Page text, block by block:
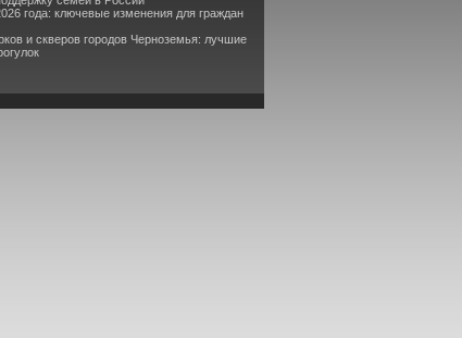
года: ключевые изменения для граждан
и скверов городов Черноземья: лучшие